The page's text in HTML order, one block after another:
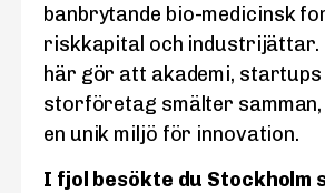
banbrytande bio-medicinsk
riskkapital och industrijättar.
här gör att akademi, startups
storföretag smälter
en unik miljö för innovation.
I fjol besökte du Stockholm